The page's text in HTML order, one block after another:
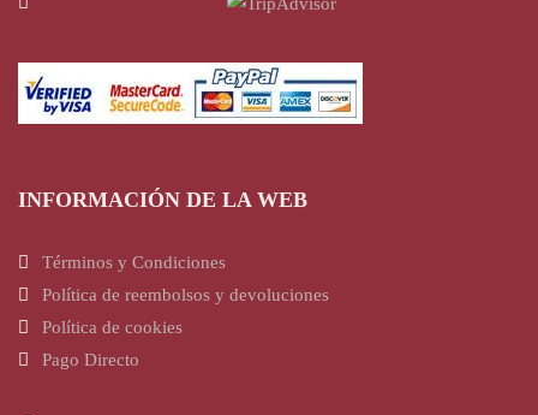
INFORMACIÓN DE LA WEB
Términos y Condiciones
Política de reembolsos y devoluciones
Política de cookies
Pago Directo